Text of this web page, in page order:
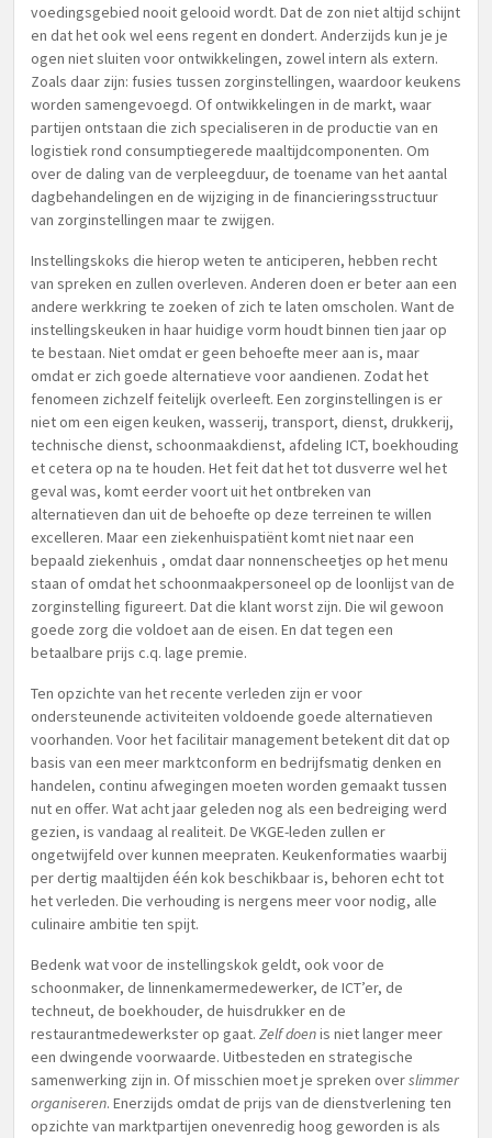
voedingsgebied nooit gelooid wordt. Dat de zon niet altijd schijnt
en dat het ook wel eens regent en dondert. Anderzijds kun je je
ogen niet sluiten voor ontwikkelingen, zowel intern als extern.
Zoals daar zijn: fusies tussen zorginstellingen, waardoor keukens
worden samengevoegd. Of ontwikkelingen in de markt, waar
partijen ontstaan die zich specialiseren in de productie van en
logistiek rond consumptiegerede maaltijdcomponenten. Om
over de daling van de verpleegduur, de toename van het aantal
dagbehandelingen en de wijziging in de financieringsstructuur
van zorginstellingen maar te zwijgen.
Instellingskoks die hierop weten te anticiperen, hebben recht
van spreken en zullen overleven. Anderen doen er beter aan een
andere werkkring te zoeken of zich te laten omscholen. Want de
instellingskeuken in haar huidige vorm houdt binnen tien jaar op
te bestaan. Niet omdat er geen behoefte meer aan is, maar
omdat er zich goede alternatieve voor aandienen. Zodat het
fenomeen zichzelf feitelijk overleeft. Een zorginstellingen is er
niet om een eigen keuken, wasserij, transport, dienst, drukkerij,
technische dienst, schoonmaakdienst, afdeling ICT, boekhouding
et cetera op na te houden. Het feit dat het tot dusverre wel het
geval was, komt eerder voort uit het ontbreken van
alternatieven dan uit de behoefte op deze terreinen te willen
excelleren. Maar een ziekenhuispatiënt komt niet naar een
bepaald ziekenhuis , omdat daar nonnenscheetjes op het menu
staan of omdat het schoonmaakpersoneel op de loonlijst van de
zorginstelling figureert. Dat die klant worst zijn. Die wil gewoon
goede zorg die voldoet aan de eisen. En dat tegen een
betaalbare prijs c.q. lage premie.
Ten opzichte van het recente verleden zijn er voor
ondersteunende activiteiten voldoende goede alternatieven
voorhanden. Voor het facilitair management betekent dit dat op
basis van een meer marktconform en bedrijfsmatig denken en
handelen, continu afwegingen moeten worden gemaakt tussen
nut en offer. Wat acht jaar geleden nog als een bedreiging werd
gezien, is vandaag al realiteit. De VKGE-leden zullen er
ongetwijfeld over kunnen meepraten. Keukenformaties waarbij
per dertig maaltijden één kok beschikbaar is, behoren echt tot
het verleden. Die verhouding is nergens meer voor nodig, alle
culinaire ambitie ten spijt.
Bedenk wat voor de instellingskok geldt, ook voor de
schoonmaker, de linnenkamermedewerker, de ICT’er, de
techneut, de boekhouder, de huisdrukker en de
restaurantmedewerkster op gaat. Zelf doenis niet langer meer
een dwingende voorwaarde. Uitbesteden en strategische
samenwerking zijn in. Of misschien moet je spreken overslimmer
organiseren. Enerzijds omdat de prijs van de dienstverlening ten
opzichte van marktpartijen onevenredig hoog geworden is als